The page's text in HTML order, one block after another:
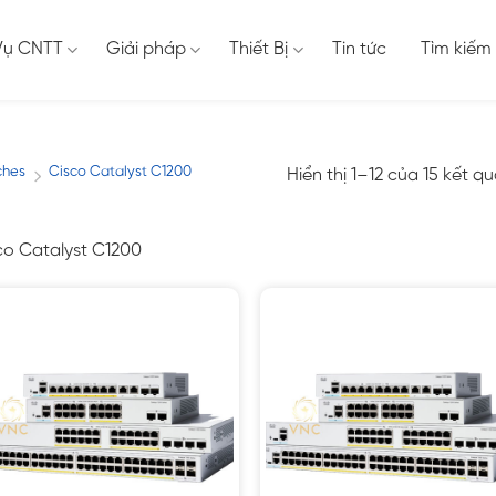
CNTT Giải pháp Thiết Bị Tin tức Tìm kiếm
/ Cisco Catalyst C1200 Hiển thị 1–12 của 15 kết
Catalyst C1200